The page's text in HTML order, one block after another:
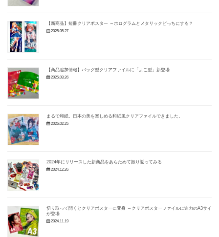
【新商品】短冊クリアポスター ～ホログラムとメタリックどっちにする？
2025.05.27
【商品追加情報】バッグ型クリアファイルに「よこ型」新登場
2025.03.26
まるで和紙。日本の美を楽しめる和紙風クリアファイルできました。
2025.02.25
2024年にリリースした新商品をあらためて振り返ってみる
2024.12.26
切り取って開くとクリアポスターに変身 ～クリアポスターファイルに迫力のA3サイズ
が登場
2024.11.19